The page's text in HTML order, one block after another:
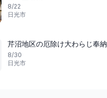
8/22
日光市
芹沼地区の厄除け大わらじ奉納
8/30
日光市